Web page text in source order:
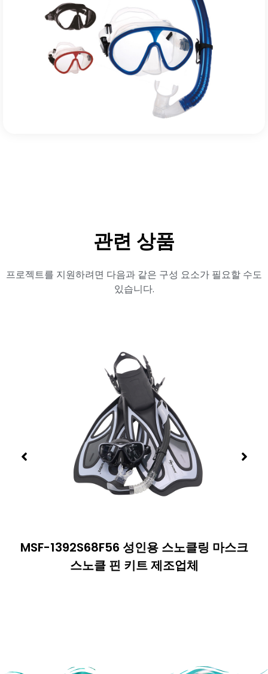
관련 상품
프로젝트를 지원하려면 다음과 같은 구성 요소가 필요할 수도
있습니다.
MSF-1392S68F56 성인용 스노클링 마스크
스노클 핀 키트 제조업체